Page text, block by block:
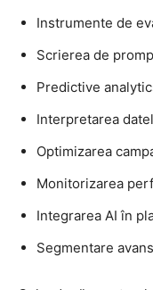
Instrumente de
Scrierea de
Predictive
Interpretarea
Optimizarea
Monitorizarea
Integrarea AI în
Segmentare